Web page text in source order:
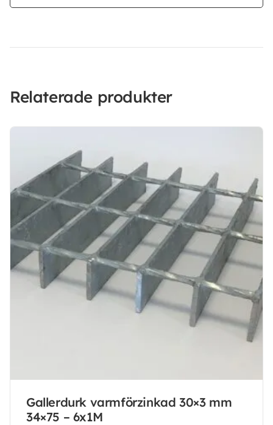
Relaterade produkter
Gallerdurk varmförzinkad 30×3 mm
34×75 – 6x1M